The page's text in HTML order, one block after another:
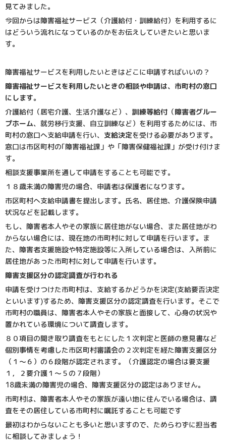
見てみました。
今回からは障害福祉サービス（介護給付・訓練給付）を利用するに
はどういう流れになっているのかをお伝えしていきたいと思いま
す。
障害福祉サービスを利用したいときはどこに申請すればいいの？
障害福祉サービスを利用したいときの相談や申請は、市町村の窓口
にします。
介護給付（居宅介護、生活介護など）、 訓練等給付 （障害者グルー
プホーム、就労移行支援、自立訓練など）を利用するためには、市
町村の窓口へ支給申請を行い、 支給決定を受ける必要があります。
窓口は市区町村の｢障害福祉課」や「障害保健福祉課」が受け付けま
す。
相談支援事業所を通して申請をすることも可能です。
１８歳未満の障害児の場合、申請者は保護者になります。
市区町村へ支給申請書を提出します。氏名、居住地、介護保険申請
状況などを記載します。
もし、障害者本人やその家族に居住地がない場合、また居住地がわ
からない場合には、現在地の市町村に対して申請を行います。ま
た、障害者支援施設や特定施設等に入所している場合は、入所前に
居住地があった市町村に対して申請を行います。
障害支援区分の認定調査が行われる
申請を受けつけた市町村は、支給するかどうかを決定(支給要否決定
といいます)するため、障害支援区分の認定調査を行います。そこで
市町村の職員は、障害者本人やその家族と面接して、心身の状況や
置かれている環境について調査します。
８０項目の聞き取り調査をもとにした１次判定と医師の意見書など
個別事情を考慮した市区町村審議会の２次判定を経た障害支援区分
（１～６）の６段階が認定されます。（介護認定の場合は要支援
１，２要介護１～５の７段階）
18歳未満の障害児の場合、障害支援区分の認定はありません。
市町村は、障害者本人やその家族が遠い地に住んでいる場合は、調
査をその居住している市町村に嘱託することも可能です
最初はわからないことも多いと思いますので、ためらわずに担当者
に相談してみましょう！